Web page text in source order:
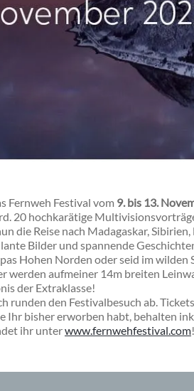
Fernweh Festival vom 9. bis 13.
20 hochkarätige
die Reise nach Madagaskar,
Bilder und spannende
Hohen Norden oder seid im wilden
werden aufmeiner 14m breiten
der Extraklasse!
runden den Festivalbesuch ab.
Ihr bisher erworben habt, behalten
ihr unterwww.fernwehfestival.com!